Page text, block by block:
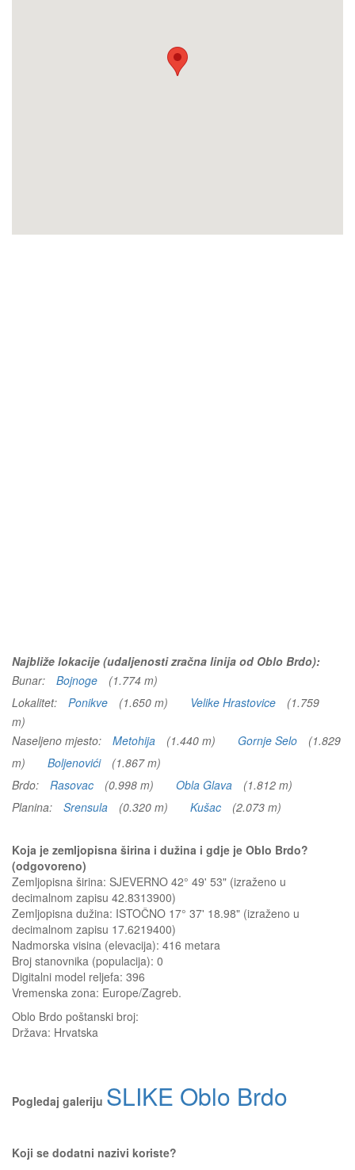
Najbliže lokacije (udaljenosti zračna linija od Oblo Brdo):
Bunar:
Bojnoge
(1.774 m)
Lokalitet:
Ponikve (1.650 m) Velike Hrastovice
(1.759
m)
Naseljeno mjesto:
Metohija (1.440 m) Gornje Selo
(1.829
m)
Boljenovići
(1.867 m)
Brdo:
Rasovac (0.998 m) Obla Glava
(1.812 m)
Planina:
Srensula (0.320 m) Kušac (2.073 m)
Koja je zemljopisna širina i dužina i gdje je Oblo Brdo?
(odgovoreno)
Zemljopisna širina: SJEVERNO 42° 49' 53" (izraženo u
decimalnom zapisu 42.8313900)
Zemljopisna dužina: ISTOČNO 17° 37' 18.98" (izraženo u
decimalnom zapisu 17.6219400)
Nadmorska visina (elevacija): 416 metara
Broj stanovnika (populacija): 0
Digitalni model reljefa: 396
Vremenska zona: Europe/Zagreb.
Oblo Brdo poštanski broj:
Država: Hrvatska
Pogledaj galeriju SLIKE Oblo Brdo
Koji se dodatni nazivi koriste?